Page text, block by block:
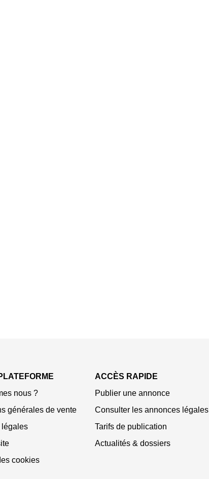
nous ?
générales de vente
légales
cookies
ACCÈS RAPIDE
Publier une annonce
Consulter les annonces légales
Tarifs de publication
Actualités & dossiers